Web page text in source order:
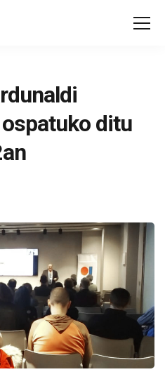
ditu